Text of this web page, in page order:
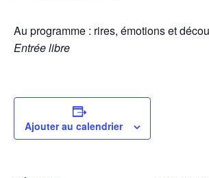
Au programme : rires, émotions et
Entrée libre
Ajouter au calendrier